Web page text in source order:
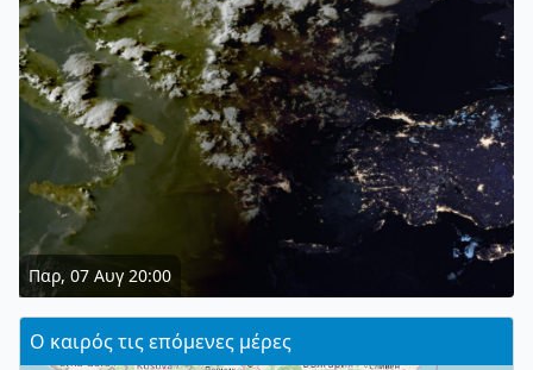
Παρ, 07 Αυγ 20:00
Ο καιρός τις επόμενες μέρες